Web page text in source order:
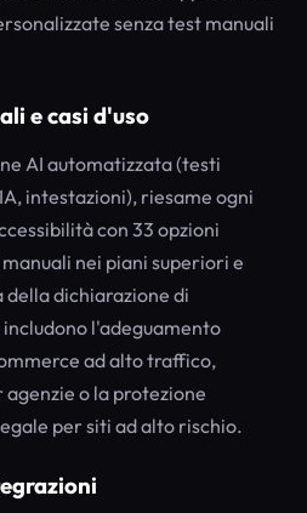
senza test manuali
e casi d'uso
AI automatizzata (testi
intestazioni), riesame ogni
con 33 opzioni
nei piani superiori e
dichiarazione di
l'adeguamento
ad alto traffico,
o la protezione
per siti ad alto rischio.